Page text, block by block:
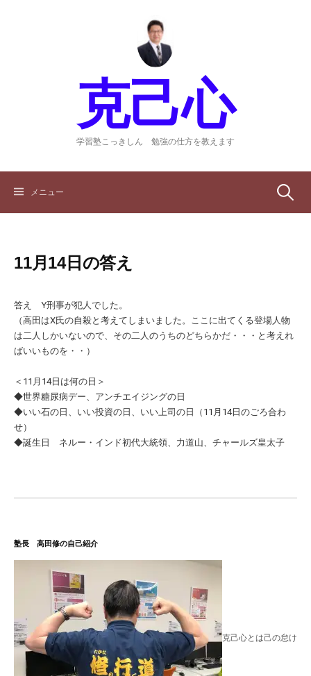
克己心
学習塾こっきしん 勉強の仕方を教えます
メニュー 検
11月14日の答え
答え Y刑事が犯人でした。
（高田はX氏の自殺と考えてしまいました。ここに出てくる登場人物
は二人しかいないので、その二人のうちのどちらかだ・・・と考えれ
ばいいものを・・）
＜11月14日は何の日＞
◆世界糖尿病デー、アンチエイジングの日
◆いい石の日、いい投資の日、いい上司の日（11月14日のごろ合わ
せ）
◆誕生日 ネルー・インド初代大統領、力道山、チャールズ皇太子
塾長 高田修の自己紹介
克己心とは己の怠け